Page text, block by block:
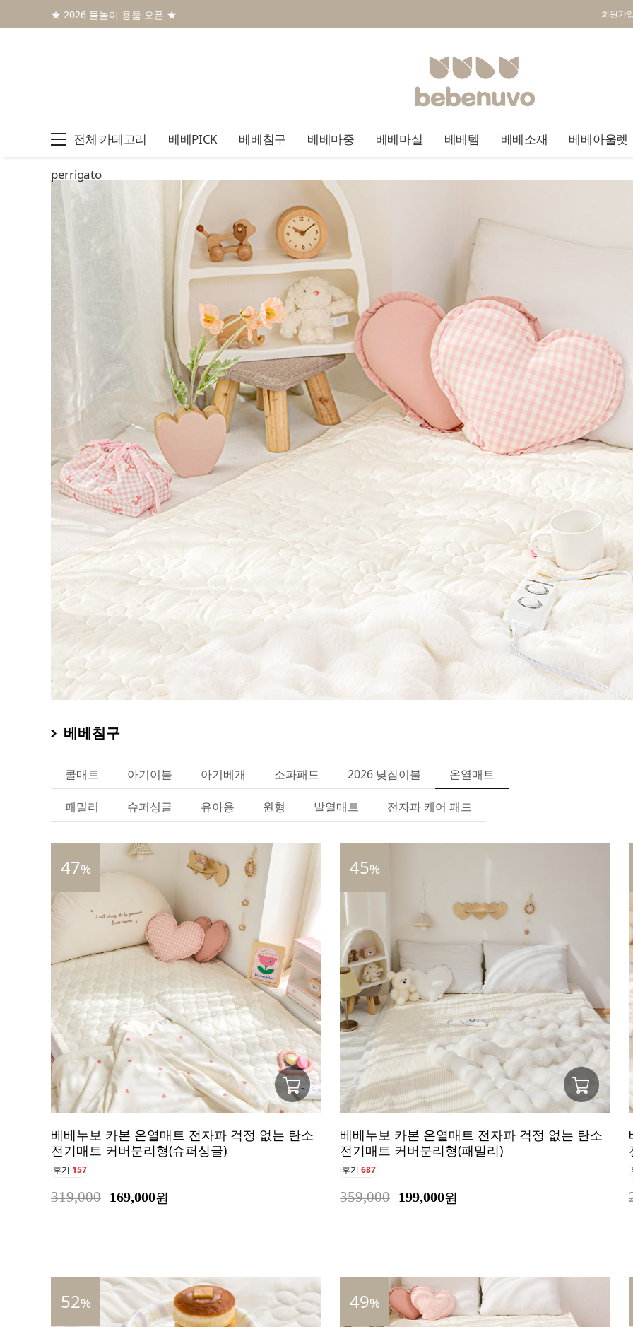
★ 2026 물놀이 용품 오픈 ★ 회원가
전체 카테고리 베베PICK 베베침구 베베마중 베베마실 베베템 베베소재 베베아울렛
perrigato
베베침구
쿨매트 아기이불 아기베개 소파패드 2026 낮잠이불 온열매트
패밀리 슈퍼싱글 유아용 원형 발열매트 전자파 케어 패드
47%
베베누보 카본 온열매트 전자파 걱정 없는 탄소
전기매트 커버분리형(슈퍼싱글)
후기 157
319,000 169,000원
45%
베베누보 카본 온열매트 전자파 걱정 없는 탄소
전기매트 커버분리형(패밀리)
후기 687
359,000 199,000원
52% 49%